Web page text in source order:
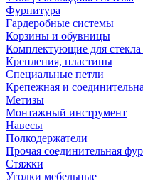
Фурнитура
Гардеробные системы
Корзины и обувницы
Комплектующие для стекла
Крепления, пластины
Специальные петли
Крепежная и
Метизы
Монтажный инструмент
Навесы
Полкодержатели
Прочая соединительная
Стяжки
Уголки мебельные